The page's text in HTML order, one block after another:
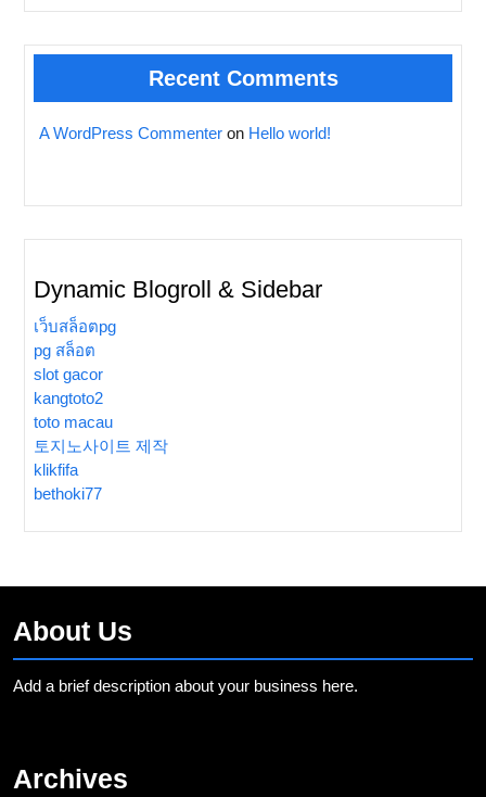
Recent Comments
A WordPress Commenter on Hello world!
Dynamic Blogroll & Sidebar
เว็บสล็อตpg
pg สล็อต
slot gacor
kangtoto2
toto macau
토지노사이트 제작
klikfifa
bethoki77
About Us
Add a brief description about your business here.
Archives